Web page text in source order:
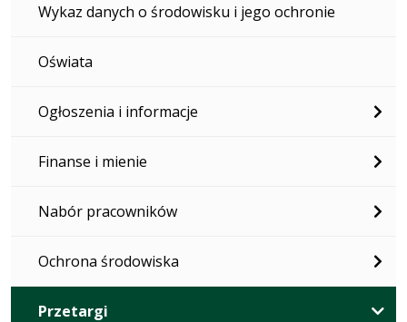
Wykaz danych o środowisku i jego ochronie
Oświata
Ogłoszenia i informacje
Finanse i mienie
Nabór pracowników
Ochrona środowiska
Przetargi